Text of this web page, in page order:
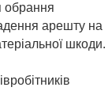
обрання
арешту на
шкоди.